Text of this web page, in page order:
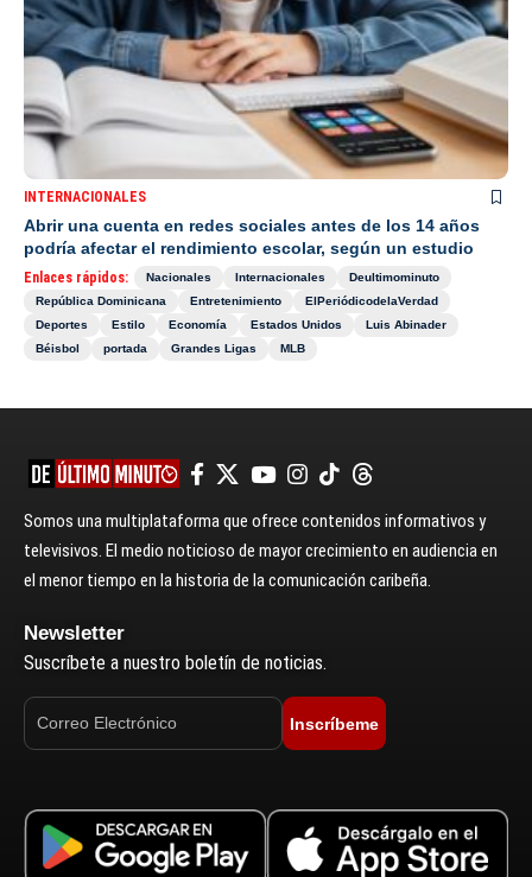
INTERNACIONALES
Abrir una cuenta en redes sociales antes de los 14 años
podría afectar el rendimiento escolar, según un estudio
Enlaces rápidos: Nacionales Internacionales
Deultimominuto
República Dominicana
Entretenimiento
ElPeriódicodelaVerdad
Deportes
Estilo Economía Estados Unidos
Luis Abinader
Béisbol
portada Grandes Ligas MLB
Somos una multiplataforma que ofrece contenidos informativos y
televisivos. El medio noticioso de mayor crecimiento en audiencia en
el menor tiempo en la historia de la comunicación caribeña.
Newsletter
Suscríbete a nuestro boletín de noticias.
Inscríbeme